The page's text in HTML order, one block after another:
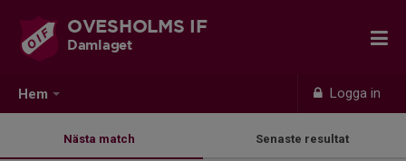
Hem Logga in
OVESHOLMS IF
Damlaget
Nästa match Senaste resultat